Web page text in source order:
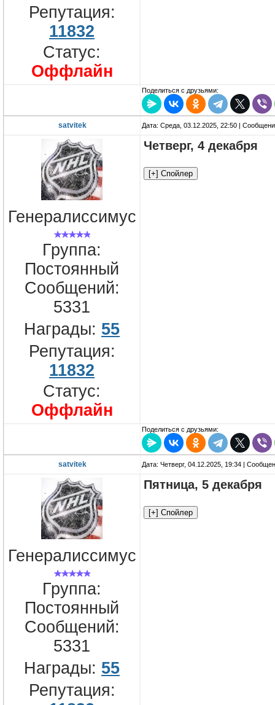
Репутация:
11832
Статус:
Оффлайн
Поделиться с друзьями:
satvitek Дата: Среда, 03.12.2025, 22:50 |
Генералиссимус
Группа:
Постоянный
Сообщений:
5331
Награды: 55
Репутация:
11832
Статус:
Оффлайн
Четверг, 4 декабря
Поделиться с друзьями:
satvitek Дата: Четверг, 04.12.2025, 19:34 |
Генералиссимус
Группа:
Постоянный
Сообщений:
5331
Награды: 55
Репутация:
Пятница, 5 декабря